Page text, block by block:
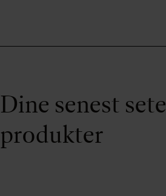
Dine senest sete
produkter